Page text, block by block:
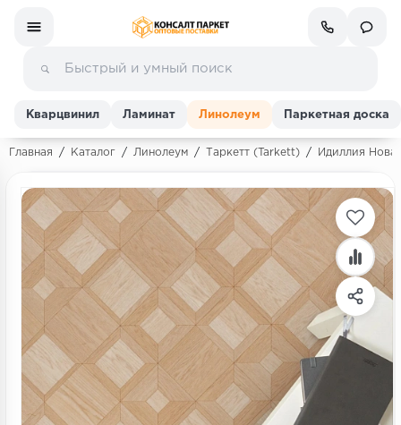
Ламинат
Линолеум
Кварц-винил (ПВХ плитка)
Инженерная доска
Паркетная доска
Террасная доска
Кварцвинил Ламинат Линолеум Паркетная доска
Главная / Каталог / Линолеум / Таркетт (Tarkett) / Идиллия Нова